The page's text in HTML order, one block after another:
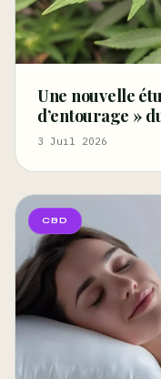
Une nouvelle
d’entourage »
des terpènes et
3 Juil 2026
CBD